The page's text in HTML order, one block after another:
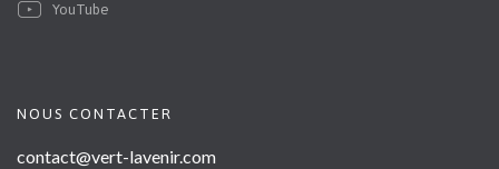
YouTube
NOUS CONTACTER
contact@vert-lavenir.com